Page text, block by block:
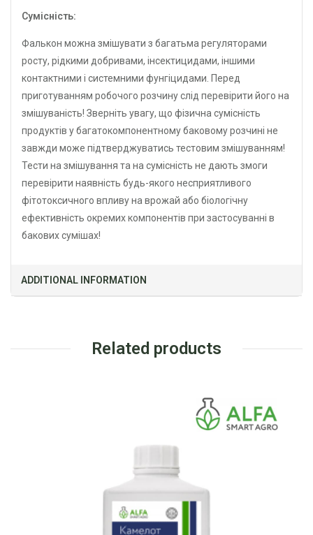
Сумісність:
Фалькон можна змішувати з багатьма регуляторами
росту, рідкими добривами, інсектицидами, іншими
контактними і системними фунгіцидами. Перед
приготуванням робочого розчину слід перевірити його на
змішуваність! Зверніть увагу, що фізична сумісність
продуктів у багатокомпонентному баковому розчині не
завжди може підтверджуватись тестовим змішуванням!
Тести на змішування та на сумісність не дають змоги
перевірити наявність будь-якого несприятливого
фітотоксичного впливу на врожай або біологічну
ефективність окремих компонентів при застосуванні в
бакових сумішах!
ADDITIONAL INFORMATION
Related products